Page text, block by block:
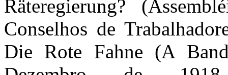
Räteregierung?
Conselhos de
Die Rote Fahne (A